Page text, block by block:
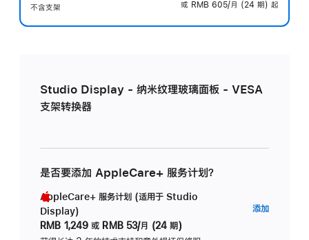
不含支架
或 RMB 605/月 (24 期) 起
Studio Display - 纳米纹理玻璃面板 - VESA
支架转换器
是否要添加 AppleCare+ 服务计划？
AppleCare+ 服务计划 (适用于 Studio
Display)
RMB 1,249 或 RMB 53/月 (24 期)
添加